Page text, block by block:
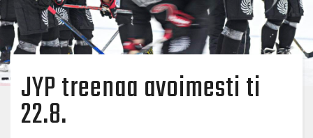
JYP treenaa avoimesti ti
22.8.